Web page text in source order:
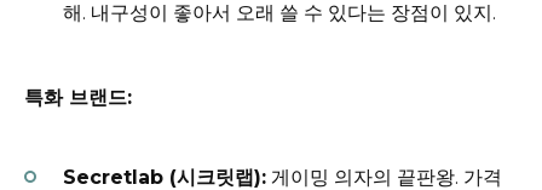
해. 내구성이 좋아서 오래 쓸 수 있다는 장점이 있지.
특화 브랜드:
Secretlab (시크릿랩): 게이밍 의자의 끝판왕. 가격